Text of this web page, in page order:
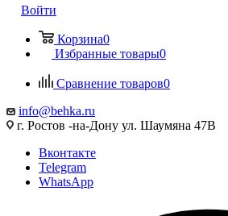
Войти
Корзина0
Избранные товары0
Сравнение товаров0
info@behka.ru
г. Ростов -на-Дону ул. Шаумяна 47В
Вконтакте
Telegram
WhatsApp